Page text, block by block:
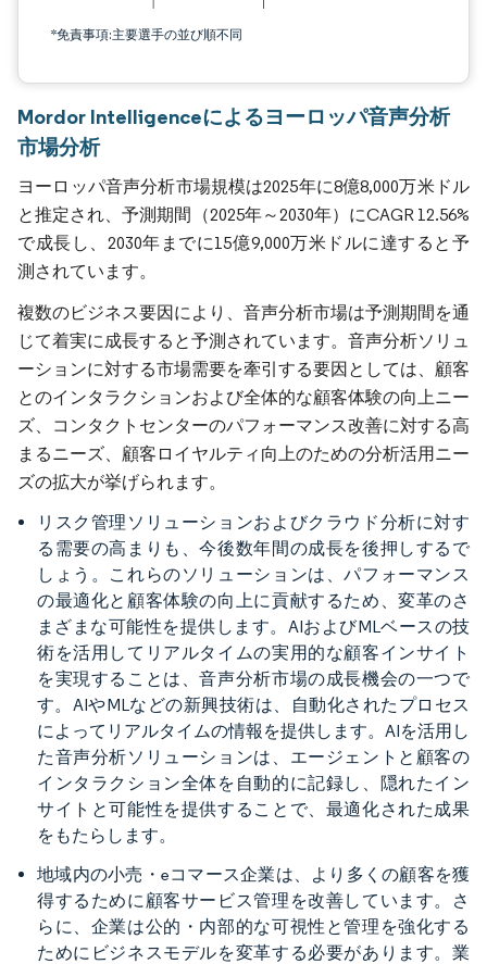
*免責事項:主要選手の並び順不同
Mordor Intelligenceによるヨーロッパ音声分析
市場分析
ヨーロッパ音声分析市場規模は2025年に8億8,000万米ドル
と推定され、予測期間（2025年～2030年）にCAGR 12.56%
で成長し、2030年までに15億9,000万米ドルに達すると予
測されています。
複数のビジネス要因により、音声分析市場は予測期間を通
じて着実に成長すると予測されています。音声分析ソリュ
ーションに対する市場需要を牽引する要因としては、顧客
とのインタラクションおよび全体的な顧客体験の向上ニー
ズ、コンタクトセンターのパフォーマンス改善に対する高
まるニーズ、顧客ロイヤルティ向上のための分析活用ニー
ズの拡大が挙げられます。
リスク管理ソリューションおよびクラウド分析に対す
る需要の高まりも、今後数年間の成長を後押しするで
しょう。これらのソリューションは、パフォーマンス
の最適化と顧客体験の向上に貢献するため、変革のさ
まざまな可能性を提供します。AIおよびMLベースの技
術を活用してリアルタイムの実用的な顧客インサイト
を実現することは、音声分析市場の成長機会の一つで
す。AIやMLなどの新興技術は、自動化されたプロセス
によってリアルタイムの情報を提供します。AIを活用し
た音声分析ソリューションは、エージェントと顧客の
インタラクション全体を自動的に記録し、隠れたイン
サイトと可能性を提供することで、最適化された成果
をもたらします。
地域内の小売・eコマース企業は、より多くの顧客を獲
得するために顧客サービス管理を改善しています。さ
らに、企業は公的・内部的な可視性と管理を強化する
ためにビジネスモデルを変革する必要があります。業